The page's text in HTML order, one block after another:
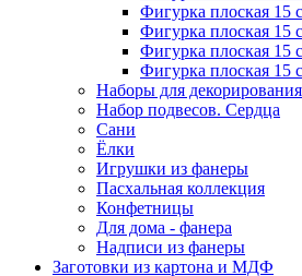
Фигурка плоская 15
Фигурка плоская 15
Фигурка плоская 15
Фигурка плоская 15
Наборы для декорирования
Набор подвесов. Сердца
Сани
Ёлки
Игрушки из фанеры
Пасхальная коллекция
Конфетницы
Для дома - фанера
Надписи из фанеры
Заготовки из картона и МДФ